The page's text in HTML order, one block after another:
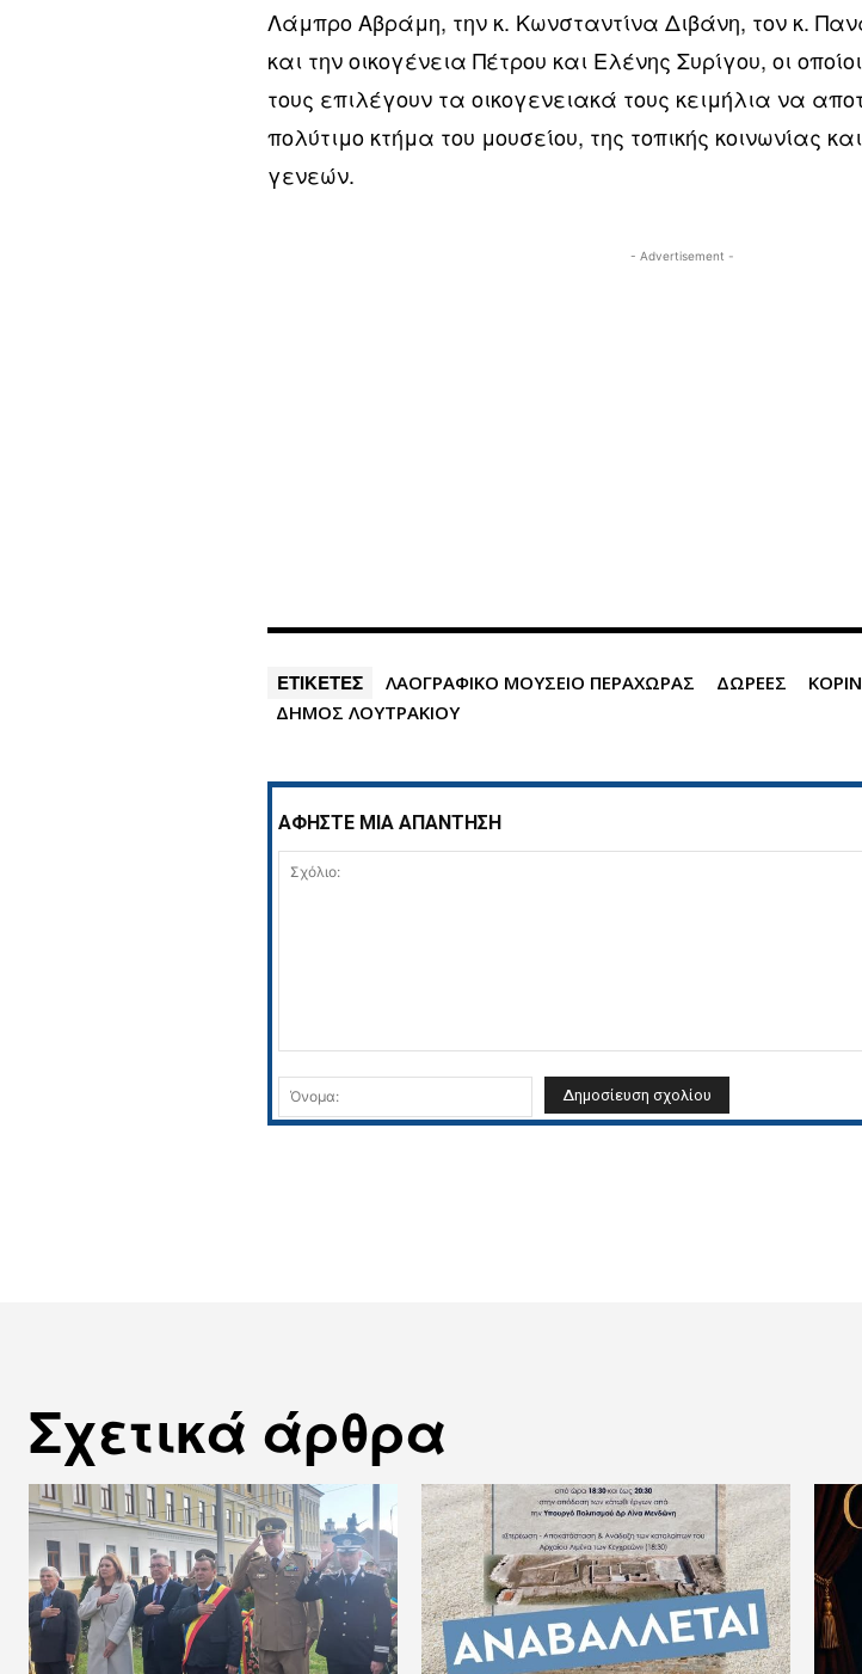
Λάμπρο Αβράμη, την κ. Κωνσταντίνα Διβάνη, τον κ.
και την οικογένεια Πέτρου και Ελένης Συρίγου, οι
τους επιλέγουν τα οικογενειακά τους κειμήλια να
πολύτιμο κτήμα του μουσείου, της τοπικής κοινωνίας
γενεών.
- Advertisement -
ΕΤΙΚΕΤΕΣ ΛΑΟΓΡΑΦΙΚΟ ΜΟΥΣΕΙΟ ΠΕΡΑΧΩΡΑΣ ΔΩΡΕΕΣ
ΔΗΜΟΣ ΛΟΥΤΡΑΚΙΟΥ
ΑΦΗΣΤΕ ΜΙΑ ΑΠΑΝΤΗΣΗ
Όνομα:
Σχετικά άρθρα